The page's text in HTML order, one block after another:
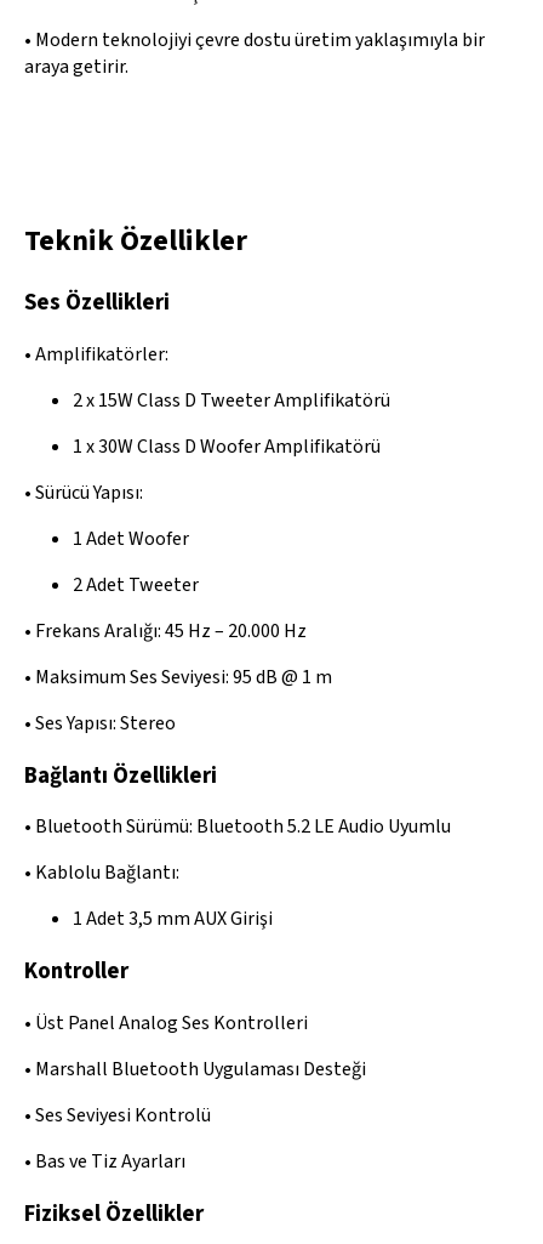
• Modern teknolojiyi çevre dostu üretim yaklaşımıyla bir
araya getirir.
Teknik Özellikler
Ses Özellikleri
• Amplifikatörler:
2 x 15W Class D Tweeter Amplifikatörü
1 x 30W Class D Woofer Amplifikatörü
• Sürücü Yapısı:
1 Adet Woofer
2 Adet Tweeter
• Frekans Aralığı: 45 Hz – 20.000 Hz
• Maksimum Ses Seviyesi: 95 dB @ 1 m
• Ses Yapısı: Stereo
Bağlantı Özellikleri
• Bluetooth Sürümü: Bluetooth 5.2 LE Audio Uyumlu
• Kablolu Bağlantı:
1 Adet 3,5 mm AUX Girişi
Kontroller
• Üst Panel Analog Ses Kontrolleri
• Marshall Bluetooth Uygulaması Desteği
• Ses Seviyesi Kontrolü
• Bas ve Tiz Ayarları
Fiziksel Özellikler